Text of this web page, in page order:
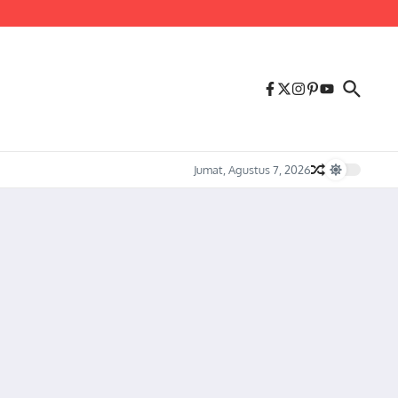
Melonjaknya Harga dan Kelangkaan Solar Bersubsidi.
Jumat, Agustus 7, 2026